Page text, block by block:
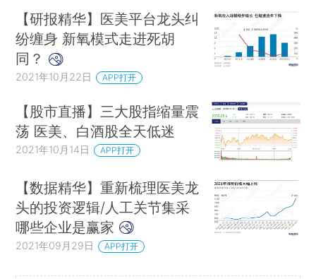
【研报精华】医美平台龙头纠
纷缠身 新氧模式走进死胡
同？
2021年10月22日 APP打开
【股市直播】三大股指缩量震
荡 医美、白酒股全天低迷
2021年10月14日 APP打开
【数据精华】重新梳理医美龙
头的投资逻辑/人工关节集采
哪些企业是赢家
2021年09月29日 APP打开